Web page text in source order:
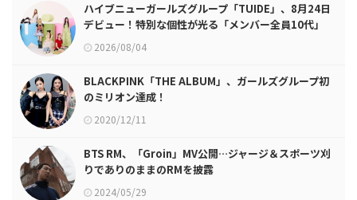
ハイブニューガールズグループ「TUIDE」、8月24日
デビュー！特別な個性が光る「メンバー全員10代」
2026/08/04
BLACKPINK「THE ALBUM」、ガールズグループ初
のミリオン達成！
2020/12/11
BTS RM、「Groin」MV公開…ジャージ＆スポーツ刈
りでありのままのRMを披露
2024/05/29